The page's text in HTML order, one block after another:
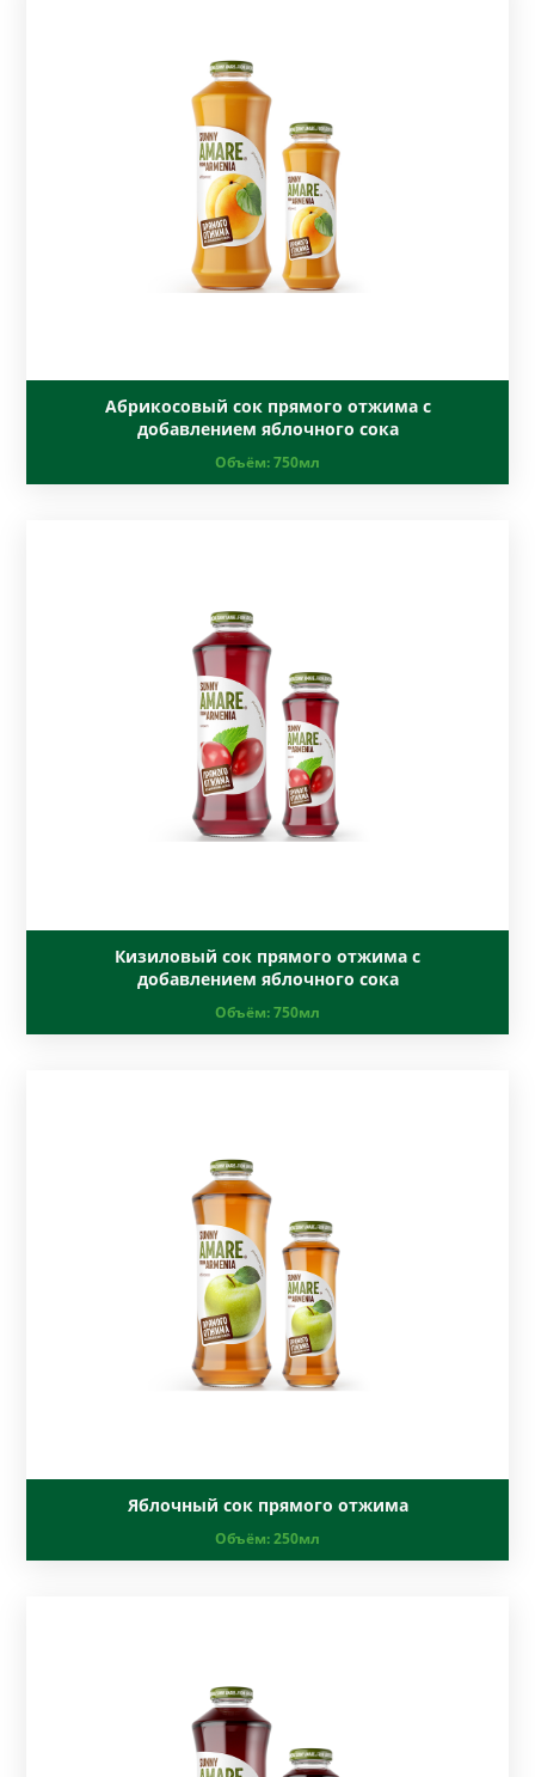
Абрикосовый сок прямого отжима с
добавлением яблочного сока
Объём:750мл
Кизиловый сок прямого отжима с
добавлением яблочного сока
Объём:750мл
Яблочный сок прямого отжима
Объём:250мл